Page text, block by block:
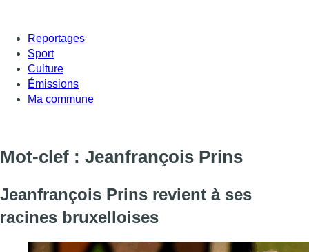
Reportages
Sport
Culture
Émissions
Ma commune
Mot-clef : Jeanfrançois Prins
Jeanfrançois Prins revient à ses
racines bruxelloises